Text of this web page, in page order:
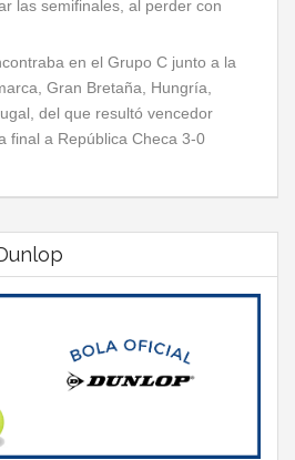
las semifinales, al perder con
en el Grupo C junto a la
Gran Bretaña, Hungría,
del que resultó vencedor
final a República Checa 3-0